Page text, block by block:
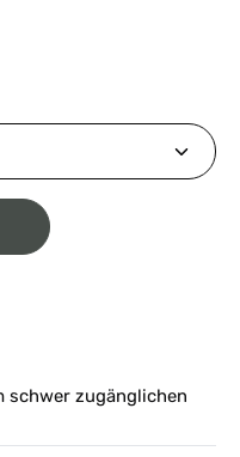
Wert ein
schwer zugänglichen